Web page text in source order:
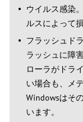
ウイルス感染
ルスによって
フラッシュド
ラッシュに障
ローラがドラ
い場合も、メ
Windowsはそ
います。